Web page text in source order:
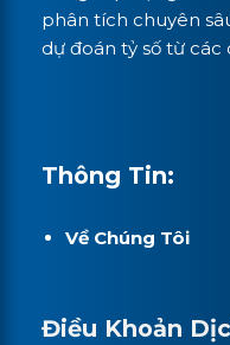
phân tích chuyên
dự đoán tỷ số từ các
Thông Tin:
Về Chúng Tôi
Điều Khoản